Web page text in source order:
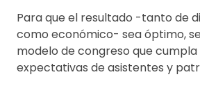
Para que el resultado -tanto de
como económico- sea óptimo,
modelo de congreso que cumpla
expectativas de asistentes y